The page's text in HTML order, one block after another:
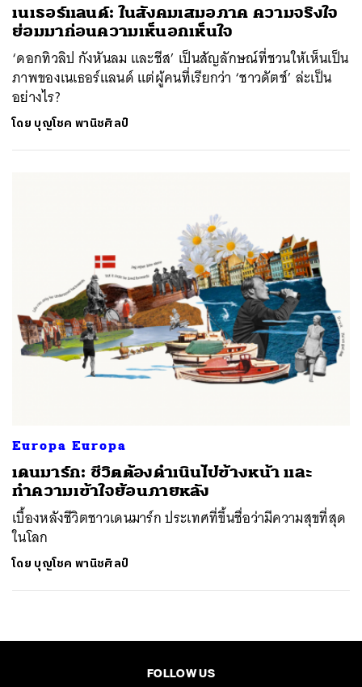
เนเธอร์แลนด์: ในสังคมเสมอภาค ความจริงใจ
ย่อมมาก่อนความเห็นอกเห็นใจ
‘ดอกทิวลิป กังหันลม และชีส’ เป็นสัญลักษณ์ที่ชวนให้เห็นเป็น
ภาพของเนเธอร์แลนด์ แต่ผู้คนที่เรียกว่า ‘ชาวดัตช์’ ล่ะเป็น
อย่างไร?
โดย บุญโชค พานิชศิลป์
Europa Europa
เดนมาร์ก: ชีวิตต้องดำเนินไปข้างหน้า และ
ทำความเข้าใจย้อนภายหลัง
เบื้องหลังชีวิตชาวเดนมาร์ก ประเทศที่ขึ้นชื่อว่ามีความสุขที่สุด
ในโลก
โดย บุญโชค พานิชศิลป์
FOLLOW US